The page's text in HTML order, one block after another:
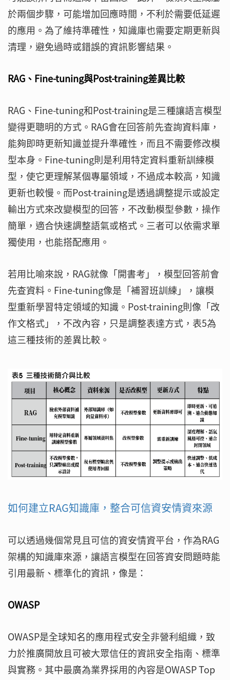
於兩個步驟，可能增加回應時間，不利於需要低延遲
的應用。為了維持準確性，知識庫也需要定期更新與
清理，避免過時或錯誤的資訊影響結果。
RAG、Fine-tuning與Post-training差異比較
RAG、Fine-tuning和Post-training是三種讓語言模型
變得更聰明的方式。RAG會在回答前先查詢資料庫，
能夠即時更新知識並提升準確性，而且不需要修改模
型本身。Fine-tuning則是利用特定資料重新訓練模
型，使它更理解某個專屬領域，不過成本較高，知識
更新也較慢。而Post-training是透過調整提示或設定
輸出方式來改變模型的回答，不改動模型參數，操作
簡單，適合快速調整語氣或格式。三者可以依需求單
獨使用，也能搭配應用。
若用比喻來說，RAG就像「開書考」，模型回答前會
先查資料。Fine-tuning像是「補習班訓練」，讓模
型重新學習特定領域的知識。Post-training則像「改
作文格式」，不改內容，只是調整表達方式，表5為
這三種技術的差異比較。
如何建立RAG知識庫，整合可信資安情資來源
可以透過幾個常見且可信的資安情資平台，作為RAG
架構的知識庫來源，讓語言模型在回答資安問題時能
引用最新、標準化的資訊，像是：
OWASP
OWASP是全球知名的應用程式安全非營利組織，致
力於推廣開放且可被大眾信任的資訊安全指南、標準
與實務。其中最廣為業界採用的內容是OWASP Top